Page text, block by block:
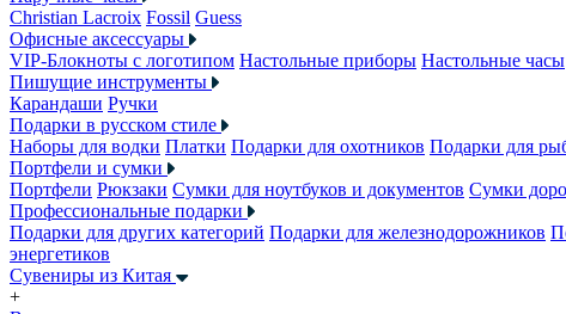
Christian Lacroix Fossil Guess
Офисные аксессуары
VIP-Блокноты с логотипом Настольные приборы Настольные часы
Пишущие инструменты
Карандаши Ручки
Подарки в русском стиле
Наборы для водки Платки Подарки для охотников Подарки для
Портфели и сумки
Портфели Рюкзаки Сумки для ноутбуков и документов Сумки
Профессиональные подарки
Подарки для других категорий Подарки для железнодорожников
энергетиков
Сувениры из Китая
+